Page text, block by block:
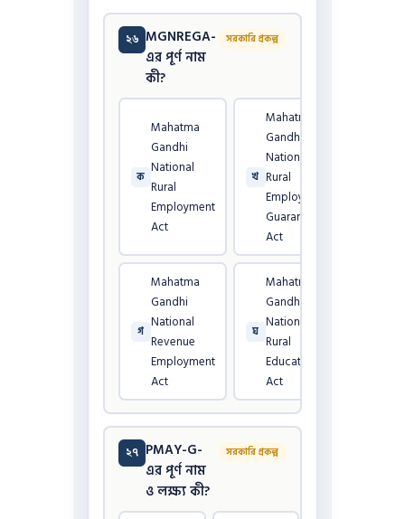
২৬ MGNREGA-
এর পূর্ণ নাম
কী?
সরকারি প্রকল্প
ক
Mahatma
Gandhi
National
Rural
Employment
Act
খ
Mahatma
Gandhi
National
Rural
Employment
Guarantee
Act
গ
Mahatma
Gandhi
National
Revenue
Employment
Act
ঘ
Mahatma
Gandhi
National
Rural
Education
Act
২৭ PMAY-G-
এর পূর্ণ নাম
ও লক্ষ্য কী?
সরকারি প্রকল্প